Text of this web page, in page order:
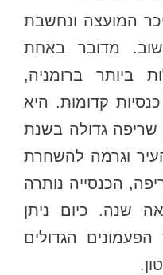
המועצה ונחשבת
מדובר באחת
ביותר ברומניה,
קדומות. היא
גדולה בשנת
וגרמה להשחרת
הכנסייה נותרה
שנה. כיום ניתן
הגדולים